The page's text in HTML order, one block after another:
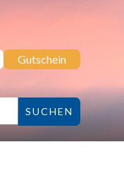
Gutschein